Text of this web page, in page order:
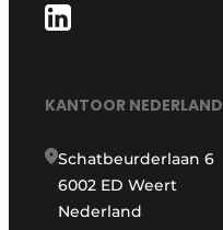
KANTOOR NEDERLAND
Schatbeurderlaan 6
6002 ED Weert
Nederland